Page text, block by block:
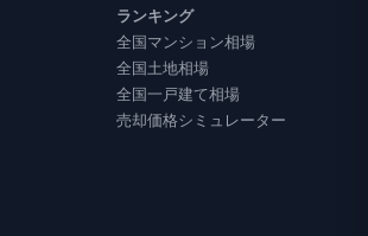
ランキング
全国マンション相場
全国土地相場
全国一戸建て相場
売却価格シミュレーター